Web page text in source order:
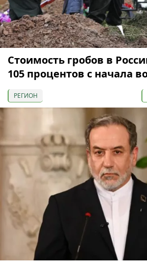
Стоимость гробов в
105 процентов с начала
РЕГИОН